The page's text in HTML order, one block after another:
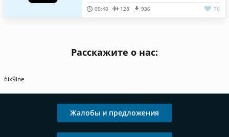
00:40 128 936 76
Расскажите о нас:
6ix9ine
Жалобы и предложения